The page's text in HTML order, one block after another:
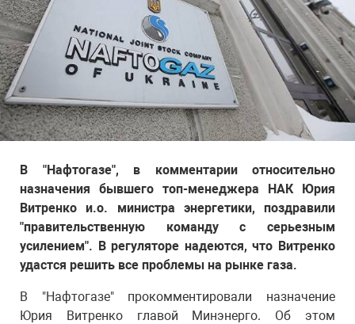
В "Нафтогазе", в комментарии относительно
назначения бывшего топ-менеджера НАК Юрия
Витренко и.о. министра энергетики, поздравили
"правительственную команду с серьезным
усилением". В регуляторе надеются, что Витренко
удастся решить все проблемы на рынке газа.
В "Нафтогазе" прокомментировали назначение
Юрия Витренко главой Минэнерго. Об этом